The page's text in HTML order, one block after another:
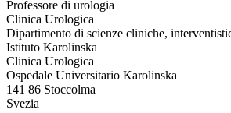
Professore di urologia
Clinica Urologica
Dipartimento di scienze cliniche,
Istituto Karolinska
Clinica Urologica
Ospedale Universitario Karolinska
141 86 Stoccolma
Svezia